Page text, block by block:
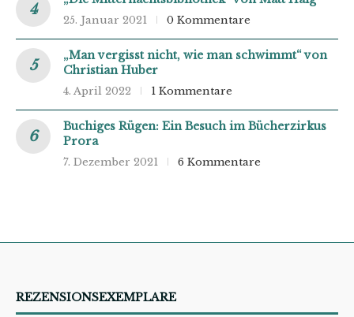
25. Januar 2021 0 Kommentare
„Man vergisst nicht, wie man schwimmt“ von
Christian Huber
4. April 2022 1 Kommentare
Buchiges Rügen: Ein Besuch im Bücherzirkus
Prora
7. Dezember 2021 6 Kommentare
REZENSIONSEXEMPLARE